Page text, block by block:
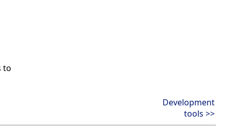
to
Development
tools >>